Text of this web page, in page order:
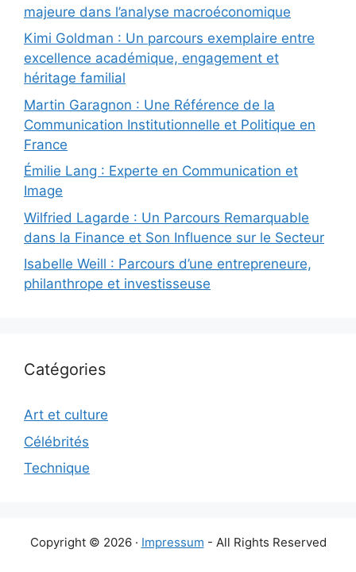
majeure dans l’analyse macroéconomique
Kimi Goldman : Un parcours exemplaire entre
excellence académique, engagement et
héritage familial
Martin Garagnon : Une Référence de la
Communication Institutionnelle et Politique en
France
Émilie Lang : Experte en Communication et
Image
Wilfried Lagarde : Un Parcours Remarquable
dans la Finance et Son Influence sur le Secteur
Isabelle Weill : Parcours d’une entrepreneure,
philanthrope et investisseuse
Catégories
Art et culture
Célébrités
Technique
Copyright © 2026 · Impressum - All Rights Reserved